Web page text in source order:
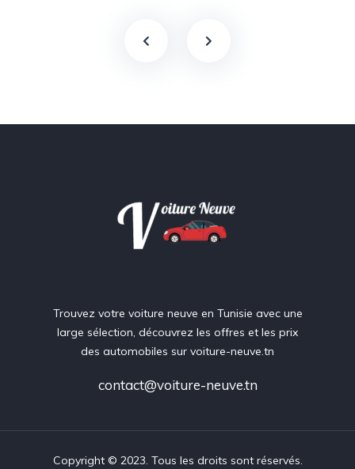
Trouvez votre voiture neuve en Tunisie avec une
large sélection, découvrez les offres et les prix
des automobiles sur voiture-neuve.tn
contact@voiture-neuve.tn
Copyright © 2023. Tous les droits sont réservés.